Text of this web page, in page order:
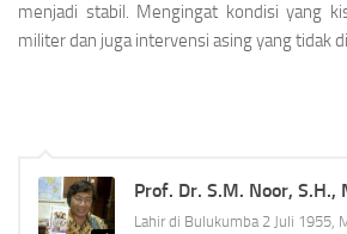
menjadi stabil. Mengingat kondisi yang
militer dan juga intervensi asing yang tidak
Prof. Dr. S.M. Noor, S.H.,
Lahir di Bulukumba 2 Juli 1955,